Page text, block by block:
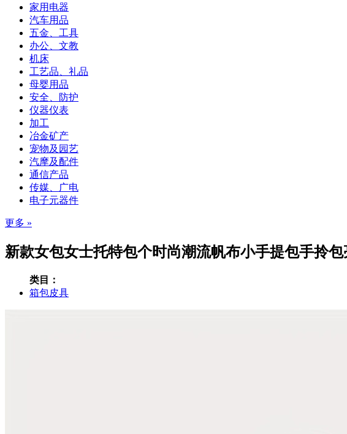
家用电器
汽车用品
五金、工具
办公、文教
机床
工艺品、礼品
母婴用品
安全、防护
仪器仪表
加工
冶金矿产
宠物及园艺
汽摩及配件
通信产品
传媒、广电
电子元器件
更多 »
新款女包女士托特包个时尚潮流帆布小手提包手拎
类目：
箱包皮具
面料：帆布
单个包装体积：25cm*15cm*3cm